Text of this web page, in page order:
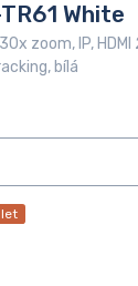
White
zoom, IP, HDMI
bílá